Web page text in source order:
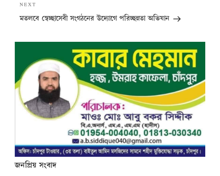
Next
Post
NEXT
মতলবে স্বেচ্ছাসেবী সংগঠনের উদ্যোগে পরিচ্ছন্নতা অভিযান
জনপ্রিয় সংবাদ